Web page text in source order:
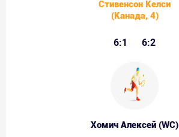
Стивенсон Келси
(Канада, 4)
6:1 6:2
Хомич Алексей (WC)